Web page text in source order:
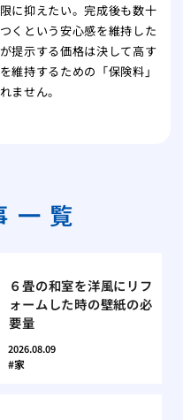
に抑えたい。完成後も数十
くという安心感を維持した
提示する価格は決して高す
維持するための「保険料」
ません。
一覧
６畳の和室を洋風にリフ
ォームした時の壁紙の必
要量
2026.08.09
家